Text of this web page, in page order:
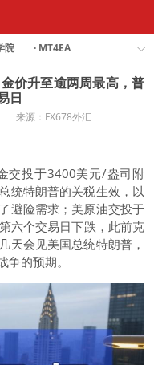
院 · MT4EA
价升至逾两周最高，普
日
来源：FX678外汇
交投于3400美元/盎司附
统特朗普的关税生效，以
避险需求； 美原油交投于
六个交易日下跌，此前克
天会见美国总统特朗普，
的预期。